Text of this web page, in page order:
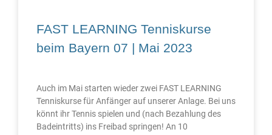
FAST LEARNING Tenniskurse
beim Bayern 07 | Mai 2023
Auch im Mai starten wieder zwei FAST LEARNING
Tenniskurse für Anfänger auf unserer Anlage. Bei uns
könnt ihr Tennis spielen und (nach Bezahlung des
Badeintritts) ins Freibad springen! An 10